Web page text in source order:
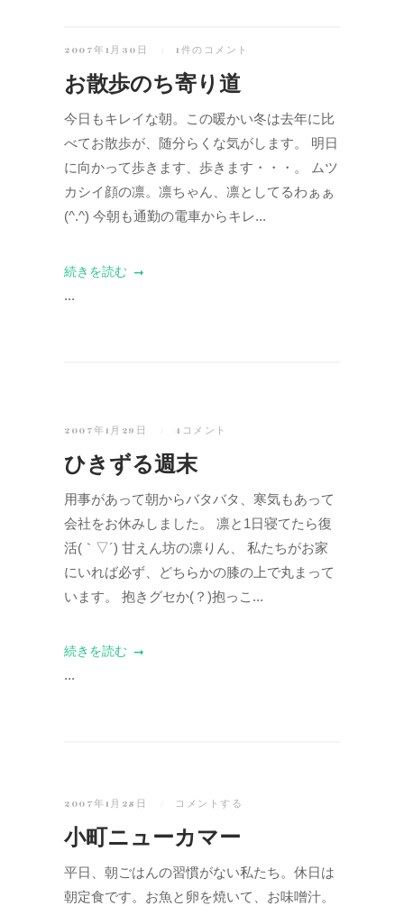
2007年1月30日 1件のコメント
お散歩のち寄り道
今日もキレイな朝。この暖かい冬は去年に比
べてお散歩が、随分らくな気がします。 明日
に向かって歩きます、歩きます・・・。 ムツ
カシイ顔の凛。凛ちゃん、凛としてるわぁぁ
(^.^) 今朝も通勤の電車からキレ...
続きを読む
...
2007年1月29日 4コメント
ひきずる週末
用事があって朝からバタバタ、寒気もあって
会社をお休みしました。 凛と1日寝てたら復
活(｀▽´) 甘えん坊の凛りん、 私たちがお家
にいれば必ず、どちらかの膝の上で丸まって
います。 抱きグセか(？)抱っこ...
続きを読む
...
2007年1月28日 コメントする
小町ニューカマー
平日、朝ごはんの習慣がない私たち。休日は
朝定食です。お魚と卵を焼いて、お味噌汁。